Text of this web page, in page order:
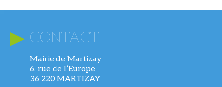
CONTACT
Mairie de Martizay
6, rue de l’Europe
36 220 MARTIZAY